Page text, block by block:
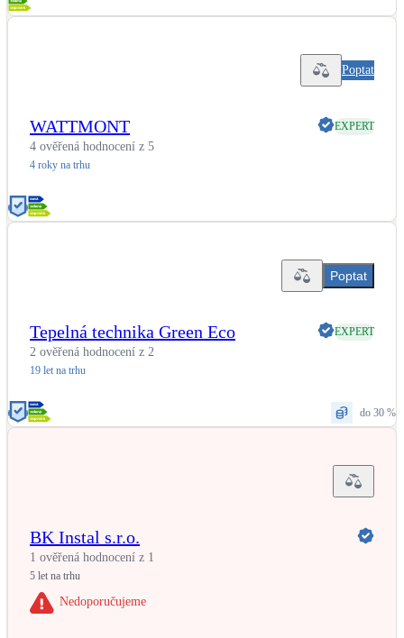
Kamna / krby
Doplňkové zdroje vytápění
Zelená střecha NEW
Vegetační střechy
Poptat
WATTMONT EXPERT
4 ověřená hodnocení z 5
4 roky na trhu
Poptat
Tepelná technika Green Eco EXPERT
2 ověřená hodnocení z 2
19 let na trhu
do 30 %
BK Instal s.r.o.
1 ověřená hodnocení z 1
5 let na trhu
Nedoporučujeme